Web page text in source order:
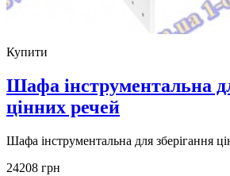
Купити
Шафа інструментальна
цінних речей
Шафа інструментальна для зберігання
24208 грн